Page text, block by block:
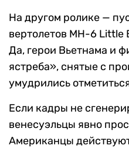
На другом ролике —
вертолетов MH-6
Да, герои Вьетнама и
ястреба», снятые с
умудрились
Если кадры не
венесуэльцы явно
Американцы